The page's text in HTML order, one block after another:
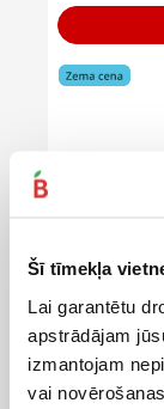
Šī tīmekļa
Lai garantētu
apstrādājam
izmantojam
vai